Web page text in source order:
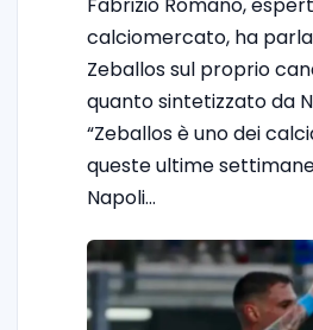
calciomercato, ha
Zeballos sul proprio
quanto sintetizzato da
“Zeballos è uno dei
queste ultime
Napoli…